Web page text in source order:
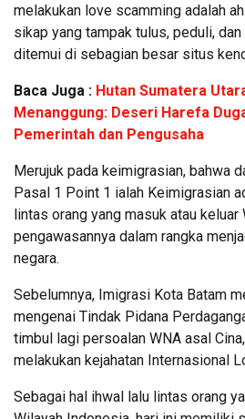
melakukan love scamming adalah
sikap yang tampak tulus, peduli,
ditemui di sebagian besar situs
Baca Juga : Hutan Sumatera
Menanggung: Deseri Harefa
Pemerintah dan Pengusaha
Merujuk pada keimigrasian, bahwa
Pasal 1 Point 1 ialah Keimigrasian
lintas orang yang masuk atau
pengawasannya dalam rangka
negara.
Sebelumnya, Imigrasi Kota Batam
mengenai Tindak Pidana
timbul lagi persoalan WNA asal
melakukan kejahatan Internasional
Sebagai hal ihwal lalu lintas orang